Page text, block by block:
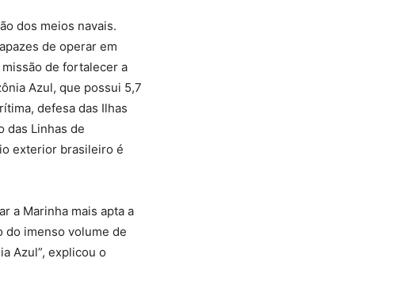
dos meios navais.
de operar em
de fortalecer a
Azul, que possui 5,7
defesa das Ilhas
das Linhas de
exterior brasileiro é
a Marinha mais apta a
do imenso volume de
Azul”, explicou o